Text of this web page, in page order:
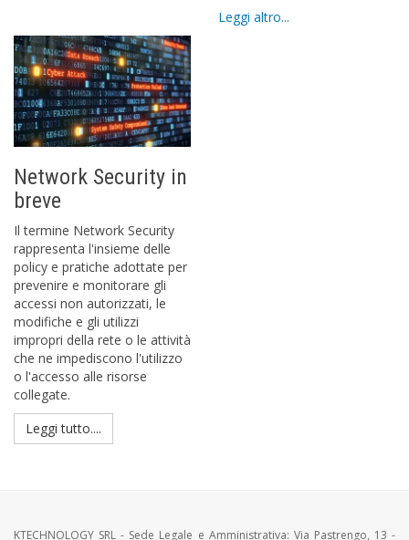
Leggi altro...
Network Security in
breve
Il termine Network Security
rappresenta l'insieme delle
policy e pratiche adottate per
prevenire e monitorare gli
accessi non autorizzati, le
modifiche e gli utilizzi
impropri della rete o le attività
che ne impediscono l'utilizzo
o l'accesso alle risorse
collegate.
Leggi tutto....
KTECHNOLOGY SRL - Sede Legale e Amministrativa: Via Pastrengo, 13 -